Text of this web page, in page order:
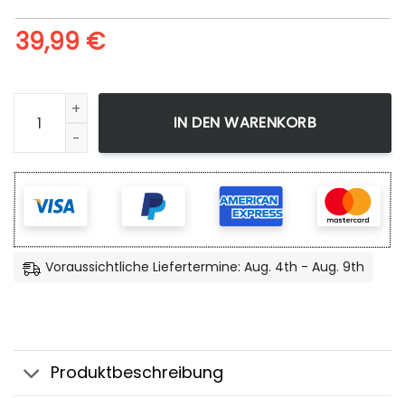
39,99 €
Haufen Kirschen - Leinwandbild Menge
IN DEN WARENKORB
Voraussichtliche Liefertermine: Aug. 4th - Aug. 9th
Produktbeschreibung